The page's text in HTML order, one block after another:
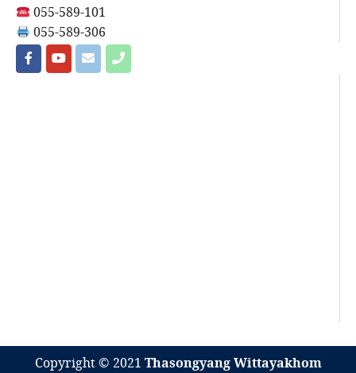
055-589-101
055-589-306
Copyright © 2021 Thasongyang Wittayakhom